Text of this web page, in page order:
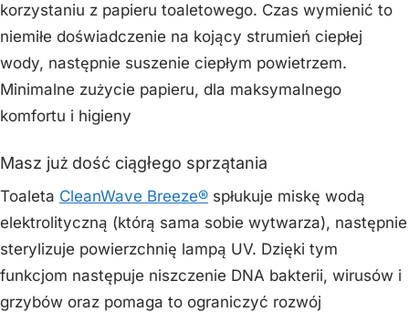
korzystaniu z papieru toaletowego. Czas wymienić to
niemiłe doświadczenie na kojący strumień ciepłej
wody, następnie suszenie ciepłym powietrzem.
Minimalne zużycie papieru, dla maksymalnego
komfortu i higieny
Masz już dość ciągłego sprzątania
Toaleta CleanWave Breeze® spłukuje miskę wodą
elektrolityczną (którą sama sobie wytwarza), następnie
sterylizuje powierzchnię lampą UV. Dzięki tym
funkcjom następuje niszczenie DNA bakterii, wirusów i
grzybów oraz pomaga to ograniczyć rozwój